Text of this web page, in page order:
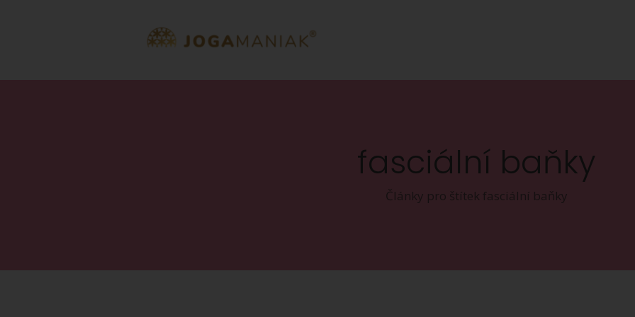
fasciální baňky
Články pro štítek fasciální baňky